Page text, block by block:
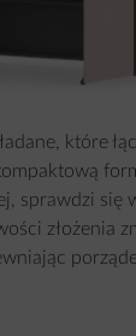
które
sprawdzi się
złożenia